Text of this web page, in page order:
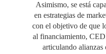
Asimismo, se está
en estrategias de
con el objetivo de que
al financiamiento,
articulando alianzas